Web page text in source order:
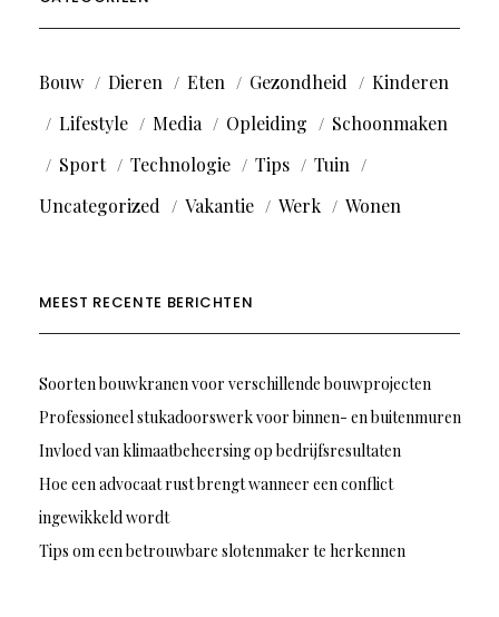
Bouw Dieren Eten Gezondheid
Kinderen
Lifestyle
Media Opleiding
Schoonmaken
Sport
Technologie Tips
Tuin
Uncategorized
Vakantie Werk Wonen
MEEST RECENTE BERICHTEN
Soorten bouwkranen voor verschillende bouwprojecten
Professioneel stukadoorswerk voor binnen- en buitenmuren
Invloed van klimaatbeheersing op bedrijfsresultaten
Hoe een advocaat rust brengt wanneer een conflict
ingewikkeld wordt
Tips om een betrouwbare slotenmaker te herkennen